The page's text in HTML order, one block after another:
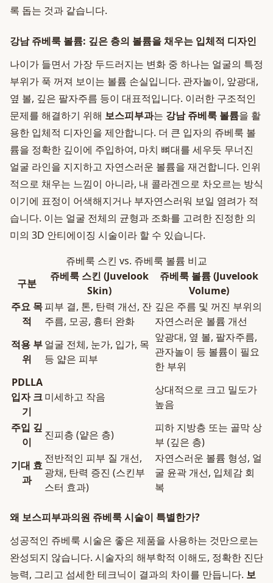
록 돕는 것과 같습니다.
강남 쥬베룩 볼륨: 깊은 층의 볼륨을 채우는 입체적 디자인
나이가 들면서 가장 두드러지는 변화 중 하나는 얼굴의 특정
부위가 푹 꺼져 보이는 볼륨 손실입니다. 관자놀이, 앞광대,
옆 볼, 깊은 팔자주름 등이 대표적입니다. 이러한 구조적인
문제를 해결하기 위해 보스피부과는 강남 쥬베룩 볼륨을 활
용한 입체적 디자인을 제안합니다. 더 큰 입자의 쥬베룩 볼
륨을 정확한 깊이에 주입하여, 마치 뼈대를 세우듯 무너진
얼굴 라인을 지지하고 자연스러운 볼륨을 재건합니다. 인위
적으로 채우는 느낌이 아니라, 내 콜라겐으로 차오르는 방식
이기에 표정이 어색해지거나 부자연스러워 보일 염려가 적
습니다. 이는 얼굴 전체의 균형과 조화를 고려한 진정한 의
미의 3D 안티에이징 시술이라 할 수 있습니다.
쥬베룩 스킨 vs. 쥬베룩 볼륨 비교
구분
쥬베룩 스킨 (Juvelook
Skin)
쥬베룩 볼륨 (Juvelook
Volume)
주요 목
적
피부 결, 톤, 탄력 개선, 잔
주름, 모공, 흉터 완화
깊은 주름 및 꺼진 부위의
자연스러운 볼륨 개선
적용 부
위
얼굴 전체, 눈가, 입가, 목
등 얇은 피부
앞광대, 옆 볼, 팔자주름,
관자놀이 등 볼륨이 필요
한 부위
PDLLA
입자 크
기
미세하고 작음
상대적으로 크고 밀도가
높음
주입 깊
이
진피층 (얕은 층)
피하 지방층 또는 골막 상
부 (깊은 층)
기대 효
과
전반적인 피부 질 개선,
광채, 탄력 증진 (스킨부
스터 효과)
자연스러운 볼륨 형성, 얼
굴 윤곽 개선, 입체감 회
복
왜 보스피부과의원 쥬베룩 시술이 특별한가?
성공적인 쥬베룩 시술은 좋은 제품을 사용하는 것만으로는
완성되지 않습니다. 시술자의 해부학적 이해도, 정확한 진단
능력, 그리고 섬세한 테크닉이 결과의 차이를 만듭니다. 보